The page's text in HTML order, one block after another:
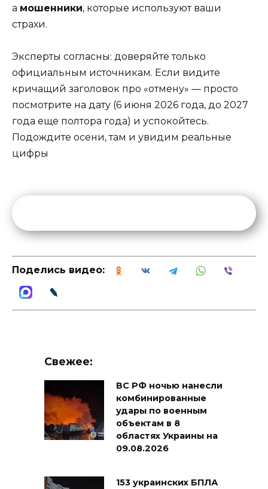
а мошенники, которые используют ваши
страхи.
Эксперты согласны: доверяйте только
официальным источникам. Если видите
кричащий заголовок про «отмену» — просто
посмотрите на дату (6 июня 2026 года, до 2027
года еще полтора года) и успокойтесь.
Подождите осени, там и увидим реальные
цифры
Поделись видео:
Свежее:
ВС РФ ночью нанесли
комбинированные
удары по военным
объектам в 8
областях Украины на
09.08.2026
153 украинских БПЛА